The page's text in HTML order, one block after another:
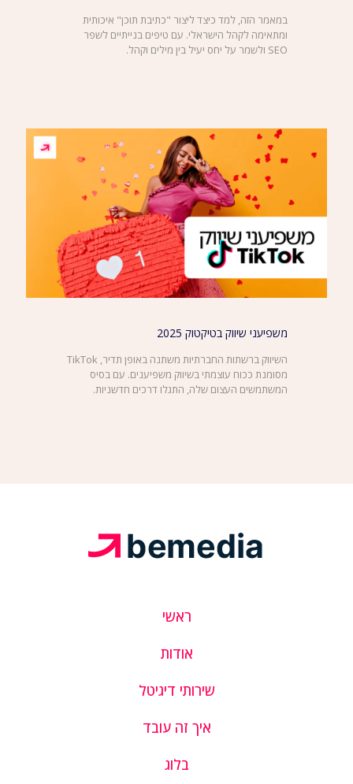
במאמר הזה, למד כיצד ליצור "כתיבת תוכן" איכותית
ומתאימה לקהל הישראלי. עם טיפים בנייתיים לשפר
SEO ולשמר על יחס יעיל בין מילים וקהל.
משפיעני שיווק בטיקטוק 2025
השיווק ברשתות החברתיות משתנה באופן תדיר, TikTok
מסומנת ככוח עוצמתי בשיווק משפיענים. עם בסיס
המשתמשים העצום שלה, התגלו דרכים חדשניות.
ראשי
אודות
שירותי דיגיטל
איך זה עובד
בלוג